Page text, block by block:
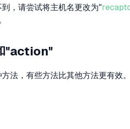
，请尝试将主机名更改为"
"action"
法，有些方法比其他方法更有效